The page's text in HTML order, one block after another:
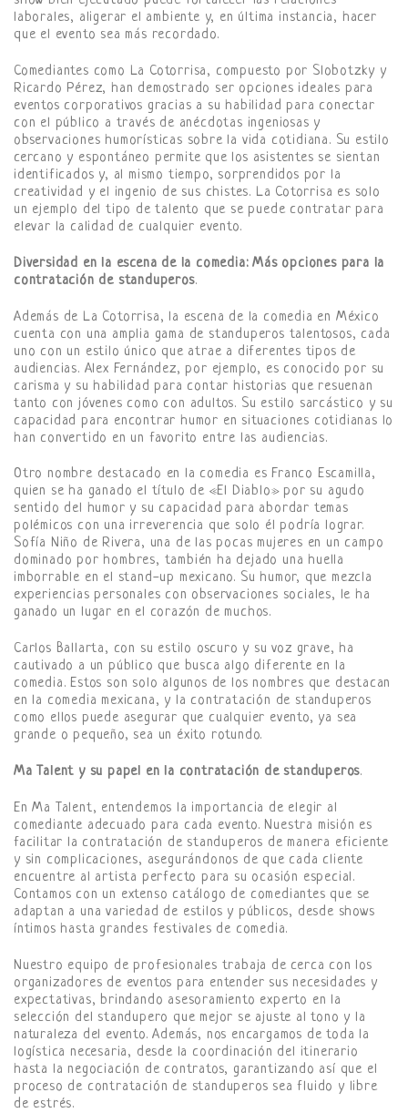
laborales, aligerar el ambiente y, en última instancia, hacer
que el evento sea más recordado.
Comediantes como La Cotorrisa, compuesto por Slobotzky y
Ricardo Pérez, han demostrado ser opciones ideales para
eventos corporativos gracias a su habilidad para conectar
con el público a través de anécdotas ingeniosas y
observaciones humorísticas sobre la vida cotidiana. Su estilo
cercano y espontáneo permite que los asistentes se sientan
identificados y, al mismo tiempo, sorprendidos por la
creatividad y el ingenio de sus chistes. La Cotorrisa es solo
un ejemplo del tipo de talento que se puede contratar para
elevar la calidad de cualquier evento.
Diversidad en la escena de la comedia: Más opciones para la
contratación de standuperos.
Además de La Cotorrisa, la escena de la comedia en México
cuenta con una amplia gama de standuperos talentosos, cada
uno con un estilo único que atrae a diferentes tipos de
audiencias. Alex Fernández, por ejemplo, es conocido por su
carisma y su habilidad para contar historias que resuenan
tanto con jóvenes como con adultos. Su estilo sarcástico y su
capacidad para encontrar humor en situaciones cotidianas lo
han convertido en un favorito entre las audiencias.
Otro nombre destacado en la comedia es Franco Escamilla,
quien se ha ganado el título de «El Diablo» por su agudo
sentido del humor y su capacidad para abordar temas
polémicos con una irreverencia que solo él podría lograr.
Sofía Niño de Rivera, una de las pocas mujeres en un campo
dominado por hombres, también ha dejado una huella
imborrable en el stand-up mexicano. Su humor, que mezcla
experiencias personales con observaciones sociales, le ha
ganado un lugar en el corazón de muchos.
Carlos Ballarta, con su estilo oscuro y su voz grave, ha
cautivado a un público que busca algo diferente en la
comedia. Estos son solo algunos de los nombres que destacan
en la comedia mexicana, y la contratación de standuperos
como ellos puede asegurar que cualquier evento, ya sea
grande o pequeño, sea un éxito rotundo.
Ma Talent y su papel en la contratación de standuperos.
En Ma Talent, entendemos la importancia de elegir al
comediante adecuado para cada evento. Nuestra misión es
facilitar la contratación de standuperos de manera eficiente
y sin complicaciones, asegurándonos de que cada cliente
encuentre al artista perfecto para su ocasión especial.
Contamos con un extenso catálogo de comediantes que se
adaptan a una variedad de estilos y públicos, desde shows
íntimos hasta grandes festivales de comedia.
Nuestro equipo de profesionales trabaja de cerca con los
organizadores de eventos para entender sus necesidades y
expectativas, brindando asesoramiento experto en la
selección del standupero que mejor se ajuste al tono y la
naturaleza del evento. Además, nos encargamos de toda la
logística necesaria, desde la coordinación del itinerario
hasta la negociación de contratos, garantizando así que el
proceso de contratación de standuperos sea fluido y libre
de estrés.